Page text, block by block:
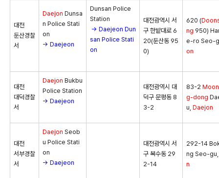
대전
둔산경찰
서
Daejon Dunsa
n Police Stati
on
→ Daejeon
Dunsan Police
Station
→ Daejeon Dun
san Police Stati
on
대전광역시 서
구 한밭대로 6
20(둔산동 95
0)
620 (
ng 950)
e-ro Seo-
on
대전
대덕경찰
서
Daejon Bukbu
Police Station
→ Daejeon
대전광역시 대
덕구 문평동 8
3-2
83-2
g-dong
u, Daejon
대전
서부경찰
서
Daejon Seob
u Police Stati
on
→ Daejeon
대전광역시 서
구 복수동 29
2-14
292-14
ng Seo-
n